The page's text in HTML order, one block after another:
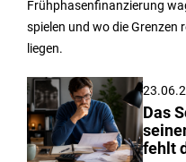
Frühphasenfinanzierung
spielen und wo die Grenzen
liegen.
Das
fehlt